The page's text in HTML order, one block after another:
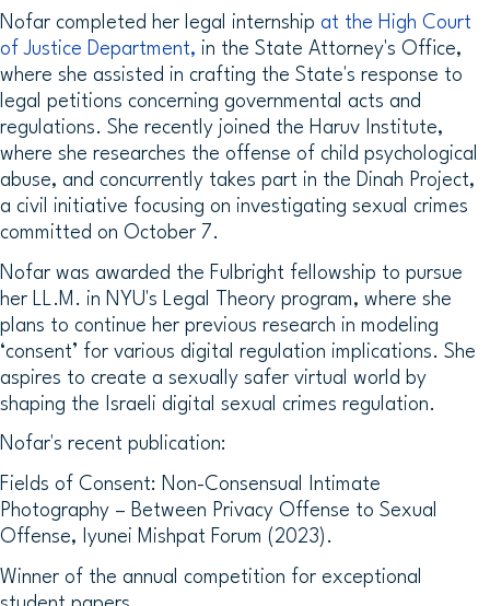
Nofar completed her legal internship at the High Court
of Justice Department, in the State Attorney's Office,
where she assisted in crafting the State's response to
legal petitions concerning governmental acts and
regulations. She recently joined the Haruv Institute,
where she researches the offense of child psychological
abuse, and concurrently takes part in the Dinah Project,
a civil initiative focusing on investigating sexual crimes
committed on October 7.
Nofar was awarded the Fulbright fellowship to pursue
her LL.M. in NYU's Legal Theory program, where she
plans to continue her previous research in modeling
‘consent’ for various digital regulation implications. She
aspires to create a sexually safer virtual world by
shaping the Israeli digital sexual crimes regulation.
Nofar's recent publication:
Fields of Consent: Non-Consensual Intimate
Photography – Between Privacy Offense to Sexual
Offense,
Iyunei Mishpat Forum (2023).
Winner of the annual competition for exceptional